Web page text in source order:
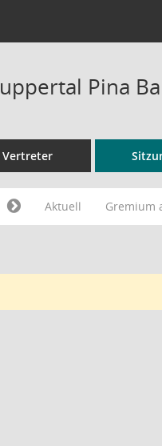
Pina
Vertreter
Aktuell Gremium